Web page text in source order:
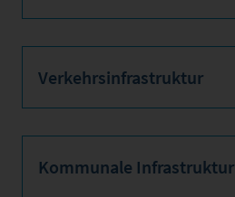
Verkehrsinfrastruktur
Kommunale Infrastruktur